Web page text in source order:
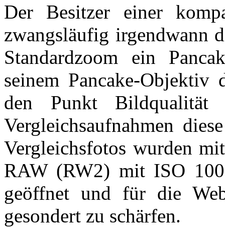
Der Besitzer einer
zwangsläufig irgendwann
Standardzoom ein
seinem Pancake-Objektiv
den Punkt Bildqualität
Vergleichsaufnahmen
Vergleichsfotos wurden
RAW (RW2) mit ISO
geöffnet und für die
gesondert zu schärfen.